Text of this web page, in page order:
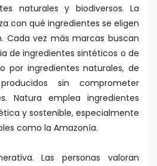
naturales y biodiversos. La
con qué ingredientes se eligen
Cada vez más marcas buscan
de ingredientes sintéticos o de
por ingredientes naturales, de
sin comprometer
Natura emplea ingredientes
y sostenible, especialmente
como la Amazonía.
Las personas valoran